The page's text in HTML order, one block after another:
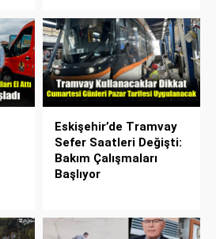
Eskişehir’de Tramvay
Sefer Saatleri Değişti:
Bakım Çalışmaları
Başlıyor